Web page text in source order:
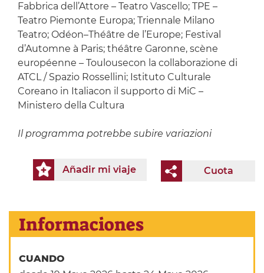
Fabbrica dell’Attore – Teatro Vascello; TPE –
Teatro Piemonte Europa; Triennale Milano
Teatro; Odéon–Théâtre de l’Europe; Festival
d’Automne à Paris; théâtre Garonne, scène
européenne – Toulousecon la collaborazione di
ATCL / Spazio Rossellini; Istituto Culturale
Coreano in Italiacon il supporto di MiC –
Ministero della Cultura
Il programma potrebbe subire variazioni
Cuota
Añadir mi viaje
Informaciones
CUANDO